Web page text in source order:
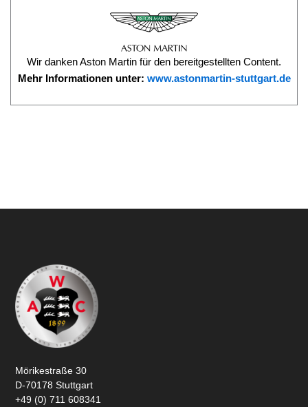
Wir danken Aston Martin für den bereitgestellten Content.
Mehr Informationen unter: www.astonmartin-stuttgart.de
Mörikestraße 30
D-70178 Stuttgart
+49 (0) 711 608341